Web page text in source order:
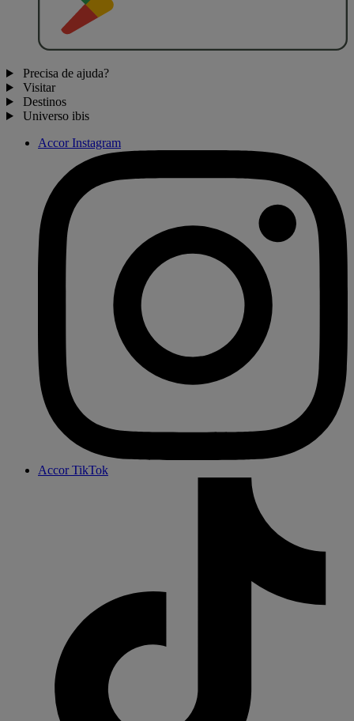
Precisa de ajuda?
Visitar
Destinos
Universo ibis
Accor Instagram
Accor TikTok